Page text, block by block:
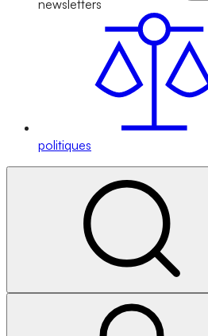
newsletters
politiques